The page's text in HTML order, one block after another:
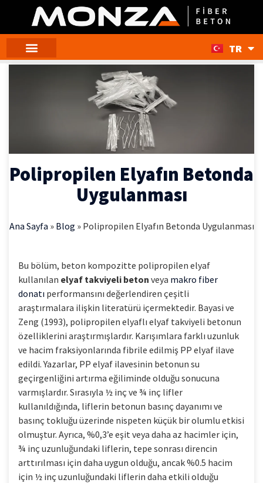
TR
EN
Polipropilen Elyafın Betonda
Uygulanması​
Ana Sayfa » Blog » Polipropilen Elyafın Betonda Uygulanması​
Bu bölüm, beton kompozitte polipropilen elyaf
kullanılan elyaf takviyeli beton veya makro fiber
donatı performansını değerlendiren çeşitli
araştırmalara ilişkin literatürü içermektedir. Bayasi ve
Zeng (1993), polipropilen elyaflı elyaf takviyeli betonun
özelliklerini araştırmışlardır. Karışımlara farklı uzunluk
ve hacim fraksiyonlarında fibrile edilmiş PP elyaf ilave
edildi. Yazarlar, PP elyaf ilavesinin betonun su
geçirgenliğini artırma eğiliminde olduğu sonucuna
varmışlardır. Sırasıyla ½ inç ve ¾ inç lifler
kullanıldığında, liflerin betonun basınç dayanımı ve
basınç tokluğu üzerinde nispeten küçük bir olumlu etkisi
olmuştur. Ayrıca, %0,3’e eşit veya daha az hacimler için,
¾ inç uzunluğundaki liflerin, tepe sonrası direncin
arttırılması için daha uygun olduğu, ancak %0.5 hacim
için ½ inç uzunluğundaki liflerin daha etkili olduğu